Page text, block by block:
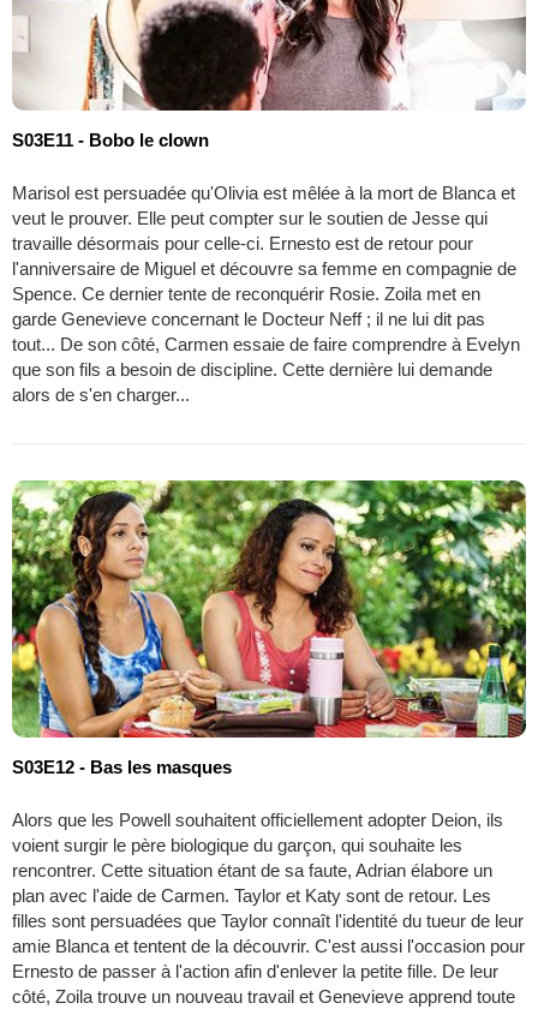
S03E11 - Bobo le clown
Marisol est persuadée qu'Olivia est mêlée à la mort de Blanca et
veut le prouver. Elle peut compter sur le soutien de Jesse qui
travaille désormais pour celle-ci. Ernesto est de retour pour
l'anniversaire de Miguel et découvre sa femme en compagnie de
Spence. Ce dernier tente de reconquérir Rosie. Zoila met en
garde Genevieve concernant le Docteur Neff ; il ne lui dit pas
tout... De son côté, Carmen essaie de faire comprendre à Evelyn
que son fils a besoin de discipline. Cette dernière lui demande
alors de s'en charger...
S03E12 - Bas les masques
Alors que les Powell souhaitent officiellement adopter Deion, ils
voient surgir le père biologique du garçon, qui souhaite les
rencontrer. Cette situation étant de sa faute, Adrian élabore un
plan avec l'aide de Carmen. Taylor et Katy sont de retour. Les
filles sont persuadées que Taylor connaît l'identité du tueur de leur
amie Blanca et tentent de la découvrir. C'est aussi l'occasion pour
Ernesto de passer à l'action afin d'enlever la petite fille. De leur
côté, Zoila trouve un nouveau travail et Genevieve apprend toute